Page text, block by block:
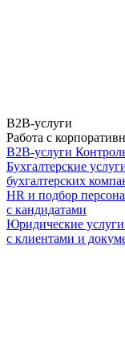
B2B-услуги
Работа с
B2B-услуги
Бухгалтерские
бухгалтерских
HR и подбор
с кандидатами
Юридические услуги
с клиентами и